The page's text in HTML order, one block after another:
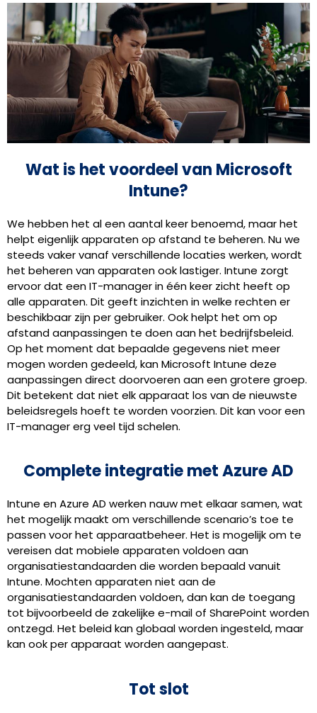
Wat is het voordeel van Microsoft
Intune?
We hebben het al een aantal keer benoemd, maar het
helpt eigenlijk apparaten op afstand te beheren. Nu we
steeds vaker vanaf verschillende locaties werken, wordt
het beheren van apparaten ook lastiger. Intune zorgt
ervoor dat een IT-manager in één keer zicht heeft op
alle apparaten. Dit geeft inzichten in welke rechten er
beschikbaar zijn per gebruiker. Ook helpt het om op
afstand aanpassingen te doen aan het bedrijfsbeleid.
Op het moment dat bepaalde gegevens niet meer
mogen worden gedeeld, kan Microsoft Intune deze
aanpassingen direct doorvoeren aan een grotere groep.
Dit betekent dat niet elk apparaat los van de nieuwste
beleidsregels hoeft te worden voorzien. Dit kan voor een
IT-manager erg veel tijd schelen.
Complete integratie met Azure AD
Intune en Azure AD werken nauw met elkaar samen, wat
het mogelijk maakt om verschillende scenario’s toe te
passen voor het apparaatbeheer. Het is mogelijk om te
vereisen dat mobiele apparaten voldoen aan
organisatiestandaarden die worden bepaald vanuit
Intune. Mochten apparaten niet aan de
organisatiestandaarden voldoen, dan kan de toegang
tot bijvoorbeeld de zakelijke e-mail of SharePoint worden
ontzegd. Het beleid kan globaal worden ingesteld, maar
kan ook per apparaat worden aangepast.
Tot slot